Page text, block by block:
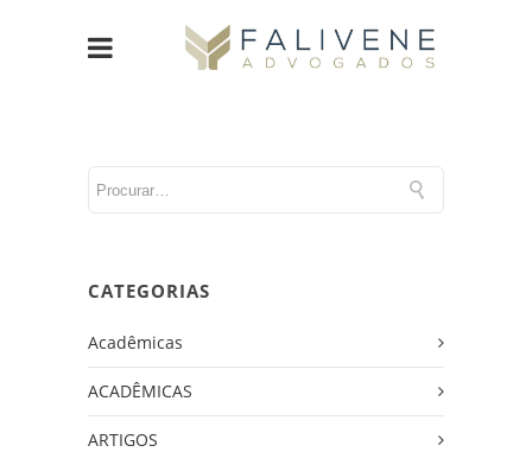
CATEGORIAS
Acadêmicas
ACADÊMICAS
ARTIGOS